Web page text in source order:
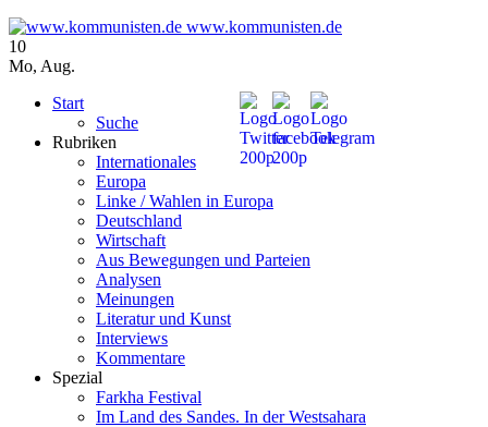
www.kommunisten.de
10
Mo, Aug.
Start
Suche
Rubriken
Internationales
Europa
Linke / Wahlen in Europa
Deutschland
Wirtschaft
Aus Bewegungen und Parteien
Analysen
Meinungen
Literatur und Kunst
Interviews
Kommentare
Spezial
Farkha Festival
Im Land des Sandes. In der Westsahara